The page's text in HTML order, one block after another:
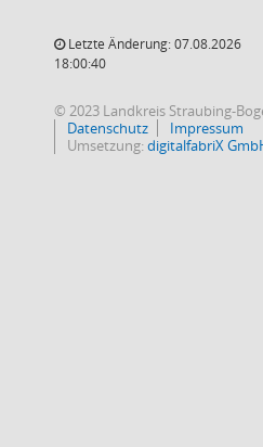
Letzte Änderung: 07.08.2026
18:00:40
© 2023 Landkreis Straubing-
Datenschutz
Impressum
Umsetzung:digitalfabriX